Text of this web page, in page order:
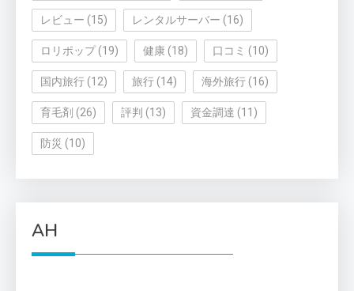
レビュー (15) レンタルサーバー (16)
ロリポップ(19) 健康 (18) 口コミ (10)
国内旅行 (12) 旅行 (14) 海外旅行 (16)
育毛剤 (26) 評判 (13) 資金調達 (11)
防災 (10)
AH